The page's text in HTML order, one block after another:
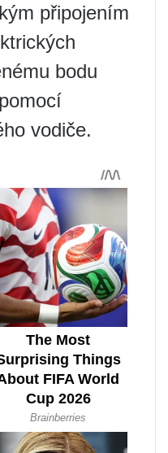
připojením
bodu
vodiče.